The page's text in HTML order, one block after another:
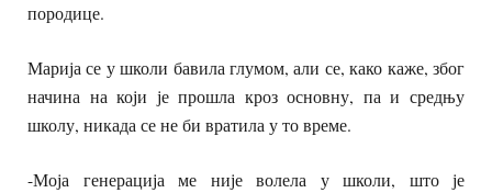
породице.
Марија се у школи бавила глумом, али се, како каже, због
начина на који је прошла кроз основну, па и средњу
школу, никада се не би вратила у то време.
-Моја генерација ме није волела у школи, што је